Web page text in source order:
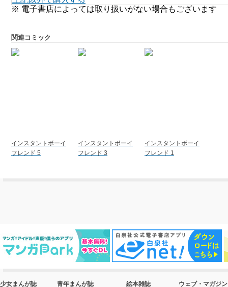
※ 電子書店によっては取り扱いがない場合もございます
関連コミック
インスタントボーイ
フレンド 5
インスタントボーイ
フレンド 3
インスタントボーイ
フレンド 1
少女まんが誌 青年まんが誌 絵本雑誌 ウェブ・マガジン